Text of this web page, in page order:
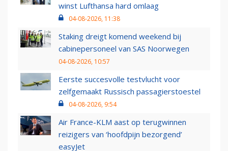
winst Lufthansa hard omlaag
04-08-2026, 11:38
Staking dreigt komend weekend bij
cabinepersoneel van SAS Noorwegen
04-08-2026, 10:57
Eerste succesvolle testvlucht voor
zelfgemaakt Russisch passagierstoestel
04-08-2026, 9:54
Air France-KLM aast op terugwinnen
reizigers van ‘hoofdpijn bezorgend’
easyJet